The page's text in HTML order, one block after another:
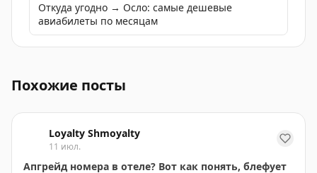
Откуда угодно → Осло: самые дешевые
авиабилеты по месяцам
Похожие посты
Loyalty Shmoyalty
11 июл.
Апгрейд номера в отеле? Вот как понять, блефует